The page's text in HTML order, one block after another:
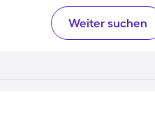
Weiter suchen